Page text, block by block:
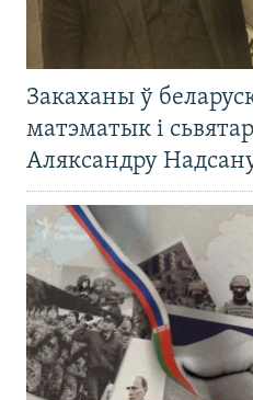
Закаханы ў
матэматык і
Аляксандру